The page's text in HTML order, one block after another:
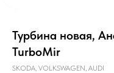
Турбина новая,
TurboMir
SKODA, VOLKSWAGEN, AUDI